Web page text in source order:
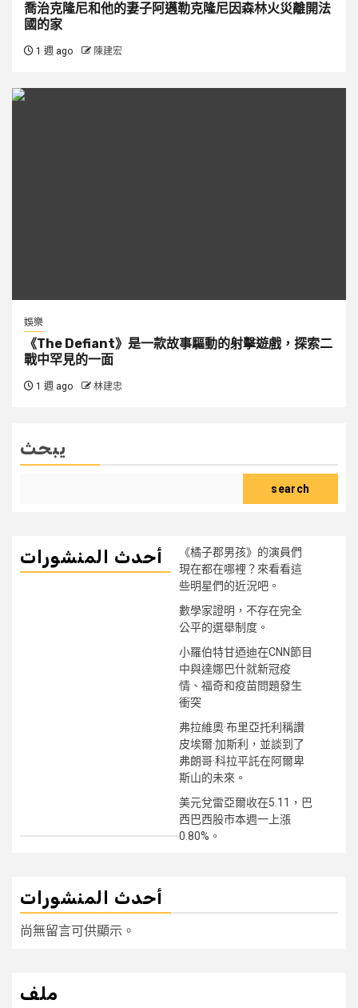
喬治克隆尼和他的妻子阿邁勒克隆尼因森林火災離開法
國的家
1 週 ago 陳建宏
娛樂
《The Defiant》是一款故事驅動的射擊遊戲，探索二
戰中罕見的一面
1 週 ago 林建忠
يبحث
search
أحدث المنشورات
《橘子郡男孩》的演員們
現在都在哪裡？來看看這
些明星們的近況吧。
數學家證明，不存在完全
公平的選舉制度。
小羅伯特甘迺迪在CNN節目
中與達娜巴什就新冠疫
情、福奇和疫苗問題發生
衝突
弗拉維奧·布里亞托利稱讚
皮埃爾·加斯利，並談到了
弗朗哥·科拉平託在阿爾卑
斯山的未來。
美元兌雷亞爾收在5.11，巴
西巴西股市本週一上漲
0.80%。
أحدث المنشورات
尚無留言可供顯示。
ملف